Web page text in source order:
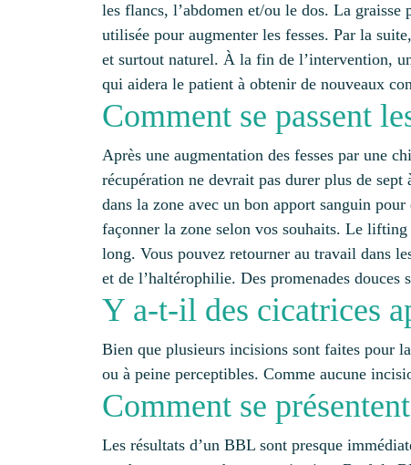
les flancs, l’abdomen et/ou le dos. La
utilisée pour augmenter les fesses. Par la
et surtout naturel. À la fin de l’intervention,
qui aidera le patient à obtenir de nouveaux
Comment se passent
Après une augmentation des fesses par une
récupération ne devrait pas durer plus de
dans la zone avec un bon apport sanguin
façonner la zone selon vos souhaits. Le
long. Vous pouvez retourner au travail dans
et de l’haltérophilie. Des promenades
Y a-t-il des cicatrices
Bien que plusieurs incisions sont faites pour
ou à peine perceptibles. Comme aucune
Comment se
Les résultats d’un BBL sont presque